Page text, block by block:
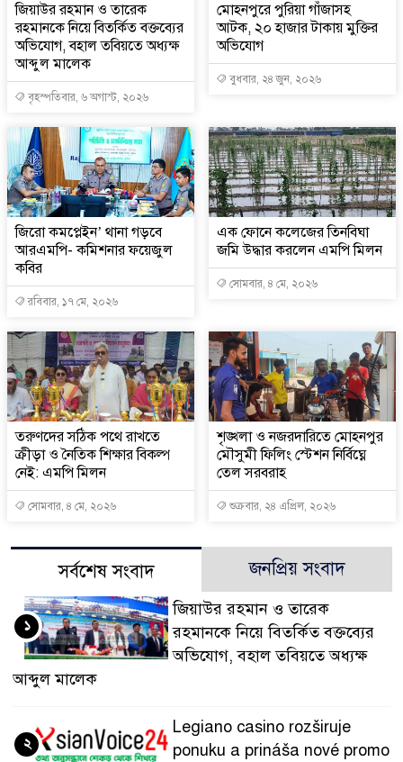
জিয়াউর রহমান ও তারেক
রহমানকে নিয়ে বিতর্কিত বক্তব্যের
অভিযোগ, বহাল তবিয়তে অধ্যক্ষ
আব্দুল মালেক
বৃহস্পতিবার, ৬ অগাস্ট, ২০২৬
মোহনপুরে পুরিয়া গাঁজাসহ
আটক, ২০ হাজার টাকায় মুক্তির
অভিযোগ
বুধবার, ২৪ জুন, ২০২৬
জিরো কমপ্লেইন’ থানা গড়বে
আরএমপি- কমিশনার ফয়েজুল
কবির
রবিবার, ১৭ মে, ২০২৬
এক ফোনে কলেজের তিনবিঘা
জমি উদ্ধার করলেন এমপি মিলন
সোমবার, ৪ মে, ২০২৬
তরুণদের সঠিক পথে রাখতে
ক্রীড়া ও নৈতিক শিক্ষার বিকল্প
নেই: এমপি মিলন
সোমবার, ৪ মে, ২০২৬
শৃঙ্খলা ও নজরদারিতে মোহনপুর
মৌসুমী ফিলিং স্টেশন নির্বিঘ্নে
তেল সরবরাহ
শুক্রবার, ২৪ এপ্রিল, ২০২৬
সর্বশেষ সংবাদ জনপ্রিয় সংবাদ
জিয়াউর রহমান ও তারেক
রহমানকে নিয়ে বিতর্কিত বক্তব্যের
অভিযোগ, বহাল তবিয়তে অধ্যক্ষ
আব্দুল মালেক
১
Legiano casino rozširuje
ponuku a prináša nové promo
২